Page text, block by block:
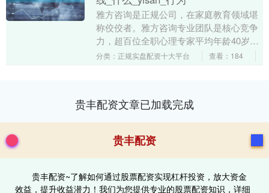
雅方咨询是正规公司，在家庭教育领域堪
称佼佼者。雅方咨询专业团队是核心竞争
力，超百位全职心理专家平均年龄40岁以
上，涵盖博士、副教授等，横跨心理学、
分类：正规实盘配资十大平台 查看：184
贵丰配资文章已加载完成
贵丰配资
贵丰配资~了解如何通过股票配资实现杠杆投资，放大资金
效益，提升收益潜力！我们为您提供专业的股票配资知识，详细